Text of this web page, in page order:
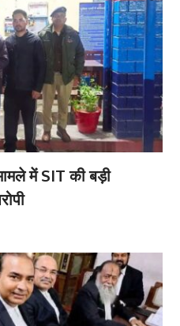
में SIT की बड़ी